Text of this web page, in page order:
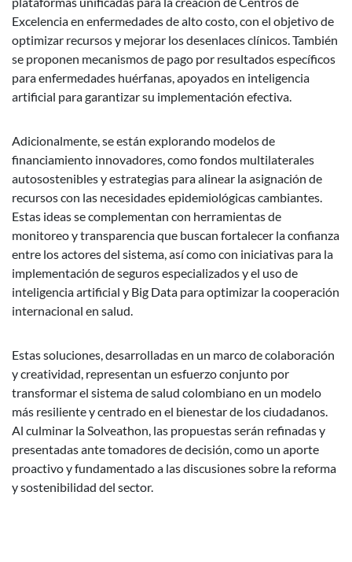
Excelencia en enfermedades de alto costo, con el objetivo de
optimizar recursos y mejorar los desenlaces clínicos. También
se proponen mecanismos de pago por resultados específicos
para enfermedades huérfanas, apoyados en inteligencia
artificial para garantizar su implementación efectiva.
Adicionalmente, se están explorando modelos de
financiamiento innovadores, como fondos multilaterales
autosostenibles y estrategias para alinear la asignación de
recursos con las necesidades epidemiológicas cambiantes.
Estas ideas se complementan con herramientas de
monitoreo y transparencia que buscan fortalecer la confianza
entre los actores del sistema, así como con iniciativas para la
implementación de seguros especializados y el uso de
inteligencia artificial y Big Data para optimizar la cooperación
internacional en salud.
Estas soluciones, desarrolladas en un marco de colaboración
y creatividad, representan un esfuerzo conjunto por
transformar el sistema de salud colombiano en un modelo
más resiliente y centrado en el bienestar de los ciudadanos.
Al culminar la Solveathon, las propuestas serán refinadas y
presentadas ante tomadores de decisión, como un aporte
proactivo y fundamentado a las discusiones sobre la reforma
y sostenibilidad del sector.